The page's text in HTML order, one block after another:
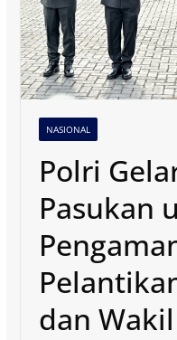
NASIONAL
Polri
Pasukan
dan